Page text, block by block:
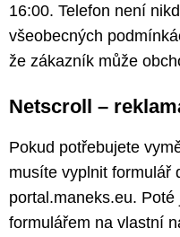
16:00. Telefon není
všeobecných
že zákazník může
Netscroll –
Pokud potřebujete
musíte vyplnit formulář
portal.maneks.eu.
formulářem na vlastní